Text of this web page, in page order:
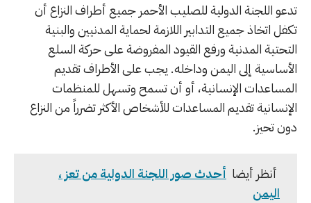
تدعو اللجنة الدولية للصليب الأحمر جميع أطراف النزاع أن
تكفل اتخاذ جميع التدابير اللازمة لحماية المدنيين والبنية
التحتية المدنية ورفع القيود المفروضة على حركة السلع
الأساسية إلى اليمن وداخله. يجب على الأطراف تقديم
المساعدات الإنسانية، أو أن تسمح وتسهل للمنظمات
الإنسانية تقديم المساعدات للأشخاص الأكثر تضرراً من النزاع
دون تحيز.
أنظر أيضا أحدث صور اللجنة الدولية من تعز ،
اليمن